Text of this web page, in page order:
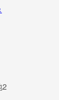
2